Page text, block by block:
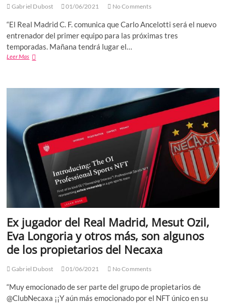
Gabriel Dubost 01/06/2021 No Comments
“El Real Madrid C. F. comunica que Carlo Ancelotti será el nuevo
entrenador del primer equipo para las próximas tres
temporadas. Mañana tendrá lugar el…
Leer MasCarlo
Madrid
Ex jugador del Real Madrid, Mesut Ozil,
Eva Longoria y otros más, son algunos
de los propietarios del Necaxa
Gabriel Dubost 01/06/2021 No Comments
“Muy emocionado de ser parte del grupo de propietarios de
@ClubNecaxa ¡¡Y aún más emocionado por el NFT único en su